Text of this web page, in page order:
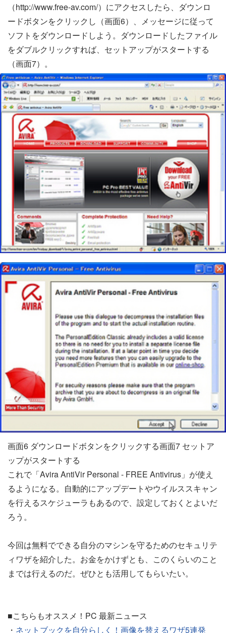
（http://www.free-av.com/）にアクセスしたら、ダウンロ
ードボタンをクリックし（画面6）、メッセージに従って
ソフトをダウンロードしよう。ダウンロードしたファイル
をダブルクリックすれば、セットアップがスタートする
（画面7）。
画面6 ダウンロードボタンをクリックする画面7 セットア
ップがスタートする
これで「Avira AntiVir Personal - FREE Antivirus」が使え
るようになる。自動的にアップデートやウイルススキャン
を行えるスケジューラもあるので、設定しておくとよいだ
ろう。
今回は無料でできる自分のマシンを守るためのセキュリテ
ィワザを紹介した。お金をかけずとも、このくらいのこと
までは行えるのだ。ぜひとも活用してもらいたい。
■こちらもオススメ！PC 最新ニュース
・ ネットブックを自分らしく！画像を替えるワザ5連発